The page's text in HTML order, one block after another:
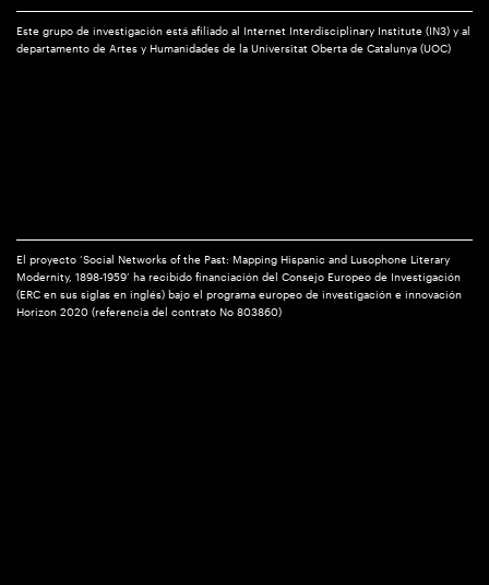
Este grupo de investigación está afiliado al Internet Interdisciplinary Institute (IN3) y al
departamento de Artes y Humanidades de la Universitat Oberta de Catalunya (UOC)
El proyecto ‘Social Networks of the Past: Mapping Hispanic and Lusophone Literary
Modernity, 1898-1959’ ha recibido financiación del Consejo Europeo de Investigación
(ERC en sus siglas en inglés) bajo el programa europeo de investigación e innovación
Horizon 2020 (referencia del contrato No 803860)